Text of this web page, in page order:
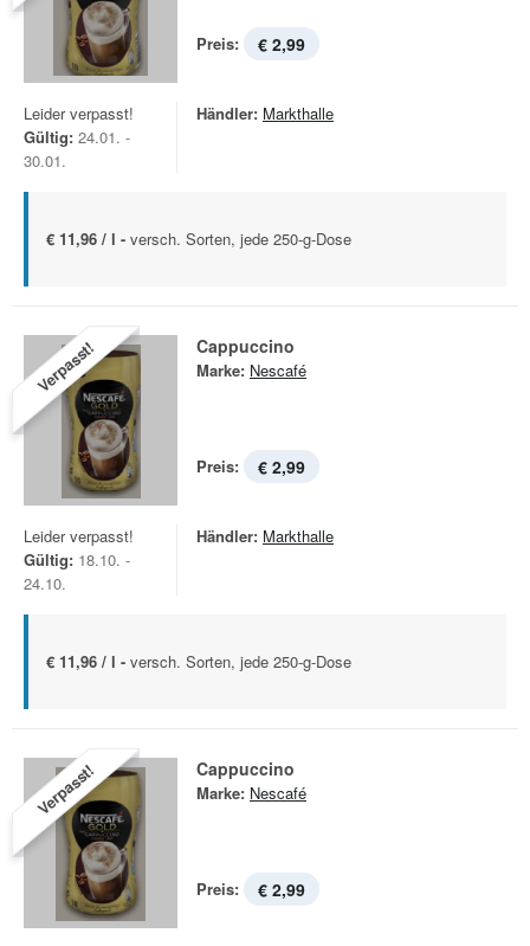
Preis: € 2,99
Leider verpasst!
Gültig: 24.01. -
30.01.
Händler: Markthalle
€ 11,96 / l - versch. Sorten, jede 250-g-Dose
Verpasst! Cappuccino
Marke: Nescafé
Preis: € 2,99
Leider verpasst!
Gültig: 18.10. -
24.10.
Händler: Markthalle
€ 11,96 / l - versch. Sorten, jede 250-g-Dose
Verpasst! Cappuccino
Marke: Nescafé
Preis: € 2,99